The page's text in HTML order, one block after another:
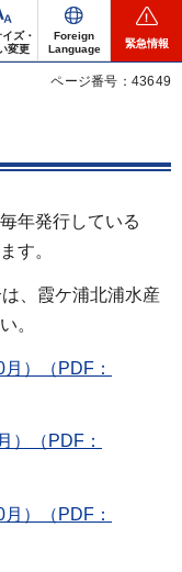
ズ・
変更
Foreign
Language
緊急情報
ページ番号：43649
年発行している
す。
、霞ケ浦北浦水産
。
）（PDF：
）（PDF：
）（PDF：